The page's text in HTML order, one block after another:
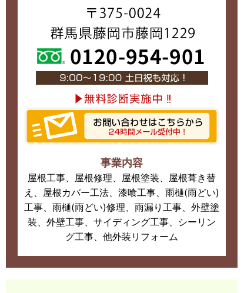
事業内容
屋根工事、屋根修理、屋根塗装、屋根葺き替
え、屋根カバー工法、漆喰工事、雨樋(雨どい)
工事、雨樋(雨どい)修理、雨漏り工事、外壁塗
装、外壁工事、サイディング工事、シーリン
グ工事、他外装リフォーム